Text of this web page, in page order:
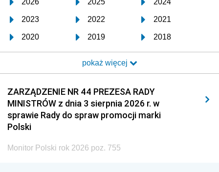
2026 2025 2024
2023 2022 2021
2020 2019 2018
2017 2016 2015
2014 2013 2012
2011 2010 2009
2008 2007 2006
2005
pokaż więcej
ZARZĄDZENIE NR 44 PREZESA RADY
MINISTRÓW z dnia 3 sierpnia 2026 r. w
sprawie Rady do spraw promocji marki
Polski
Monitor Polski rok 2026 poz. 755